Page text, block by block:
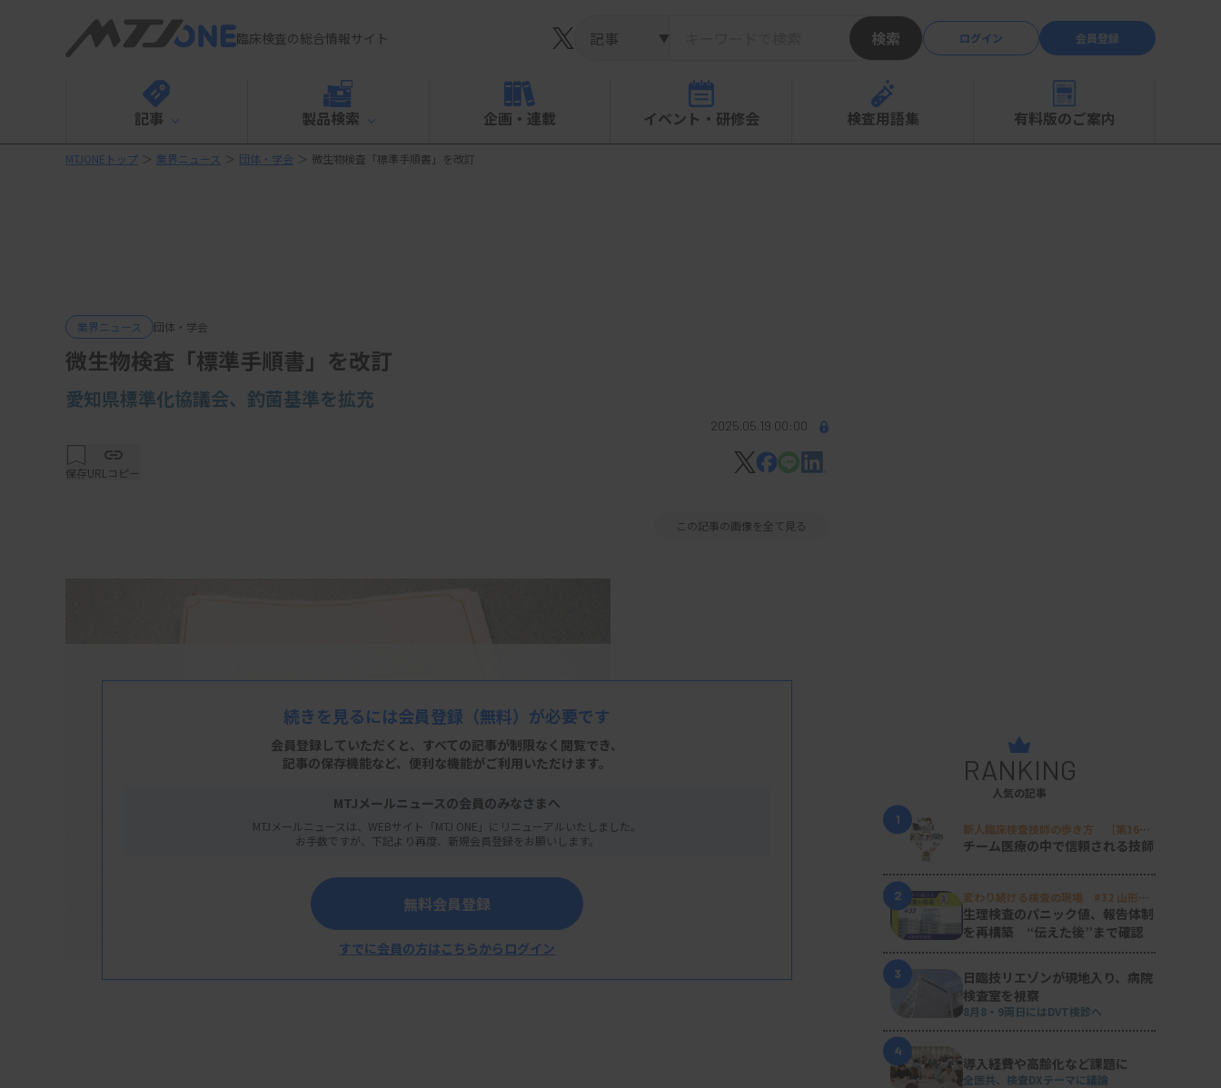
臨床検査の総合情報サイト ▼ 検索 ログイン 会員登録
記事 製品検索 企画・連載 イベント・研修会 検査用語集 有料版のご案内
MTJONEトップ ＞ 業界ニュース ＞ 団体・学会 ＞ 微生物検査「標準手順書」を改訂
業界ニュース 団体・学会
微生物検査「標準手順書」を改訂
愛知県標準化協議会、釣菌基準を拡充
2025.05.19 00:00
保存URLコピー
この記事の画像を全て見る
続きを見るには会員登録 （無料）が必要です
会員登録していただくと、すべての記事が制限なく閲覧でき、
記事の保存機能など、便利な機能がご利用いただけます。
MTJメールニュースの会員のみなさまへ
MTJメールニュースは、WEBサイト「MTJ ONE」にリニューアルいたしました。
お手数ですが、下記より再度、新規会員登録をお願いします。
無料会員登録
すでに会員の方はこちらからログイン
RANKING
人気の記事
1
新人臨床検査技師の歩き方 ［第16
回］
チーム医療の中で信頼される技師
2
変わり続ける検査の現場 #32 山形済
生病院
生理検査のパニック値、報告体制
を再構築 “伝えた後”まで確認
3
日臨技リエゾンが現地入り、病院
検査室を視察
8月8・9両日にはDVT検診へ
4
導入経費や高齢化など課題に
全医共、検査DXテーマに議論